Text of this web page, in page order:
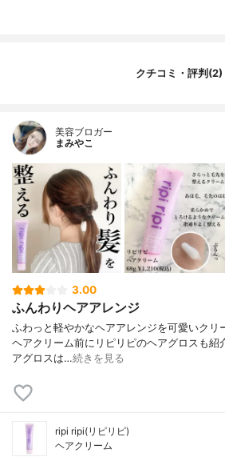
クチコミ・評判(2)
美容ブロガー
まみやこ
3.00
ふんわりヘアアレンジ
ふわっと軽やかなヘアアレンジを可愛いク
ヘアクリーム⁡⁡⁡前にリピリピのヘアグロスも紹
アグロスは…続きを見る
ripi ripi(リピリピ)
ヘアクリーム